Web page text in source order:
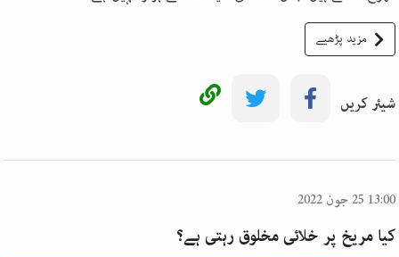
مزید پڑھیے
شیئر کریں
13:00 25 جون 2022
کیا مریخ پر خلائی مخلوق رہتی ہے؟